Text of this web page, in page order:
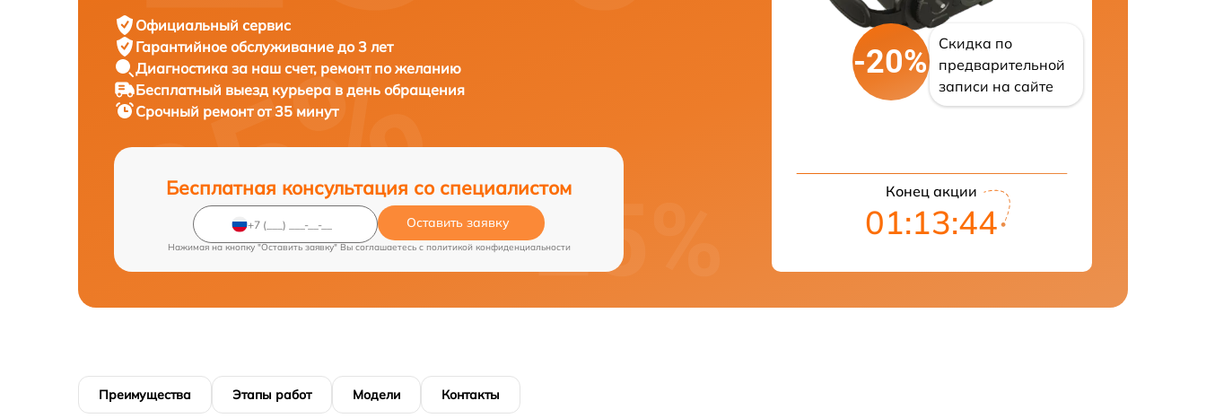
Официальный сервис
Гарантийное обслуживание до 3 лет
Диагностика за наш счет, ремонт по желанию
Бесплатный выезд курьера в день обращения
Срочный ремонтот 35 минут
Бесплатная консультация со специалистом
Оставить заявку
Нажимая на кнопку "Оставить заявку" Вы соглашаетесь c политикой конфиденциальности
-20%
Скидка по
предварительной
записи на сайте
Конец акции
01:13:43
Преимущества Этапы работ Модели Контакты